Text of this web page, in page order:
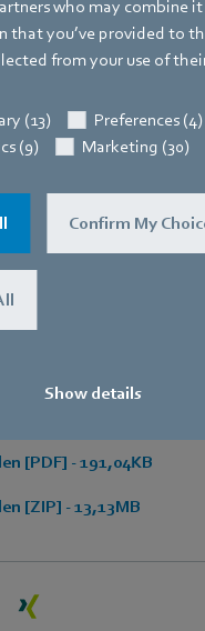
who may combine
that you’ve provided to
from your use of
(13)
Preferences (4)
(9)
Marketing (30)
Confirm My
Show details
[PDF] - 191,04KB
[ZIP] - 13,13MB